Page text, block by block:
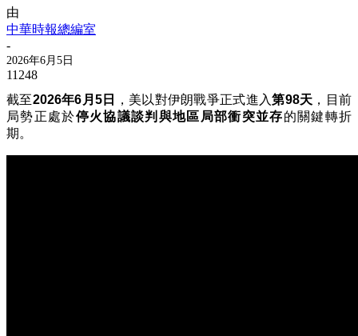
由
中華時報總編室
-
2026年6月5日
11248
截至2026年6月5日 ，美以對伊朗戰爭正式進入第98天 ，目前
局勢正處於停火協議談判與地區局部衝突並存的關鍵轉折
期。